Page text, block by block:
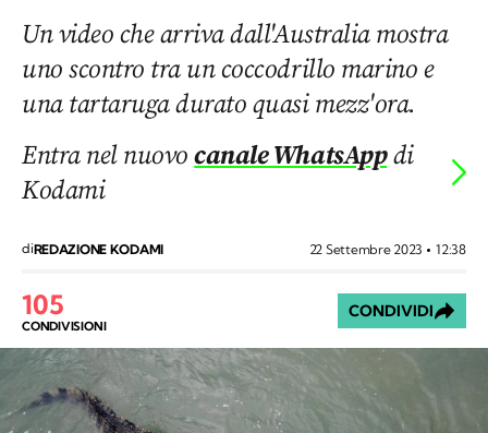
Un video che arriva dall'Australia mostra
uno scontro tra un coccodrillo marino e
una tartaruga durato quasi mezz'ora.
Entra nel nuovocanale WhatsAppdi
Kodami
diREDAZIONE KODAMI 22 Settembre 2023 12:38
105
CONDIVISIONI
CONDIVIDI